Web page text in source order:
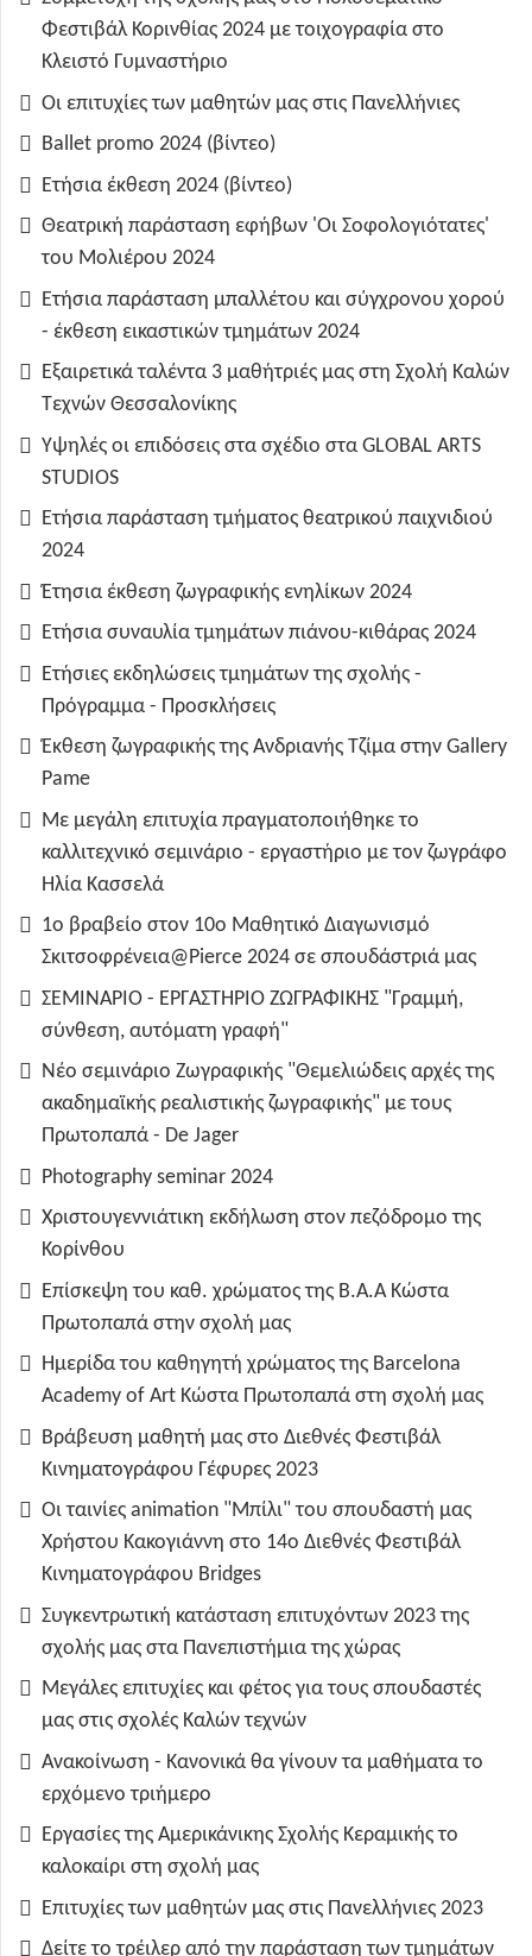
Φεστιβάλ Κορινθίας 2024 με τοιχογραφία στο
Κλειστό Γυμναστήριο
Οι επιτυχίες των μαθητών μας στις Πανελλήνιες
Ballet promo 2024 (βίντεο)
Ετήσια έκθεση 2024 (βίντεο)
Θεατρική παράσταση εφήβων 'Οι Σοφολογιότατες'
του Μολιέρου 2024
Ετήσια παράσταση μπαλλέτου και σύγχρονου χορού
- έκθεση εικαστικών τμημάτων 2024
Εξαιρετικά ταλέντα 3 μαθήτριές μας στη Σχολή Καλών
Τεχνών Θεσσαλονίκης
Υψηλές οι επιδόσεις στα σχέδιο στα GLOBAL ARTS
STUDIOS
Ετήσια παράσταση τμήματος θεατρικού παιχνιδιού
2024
Έτησια έκθεση ζωγραφικής ενηλίκων 2024
Ετήσια συναυλία τμημάτων πιάνου-κιθάρας 2024
Ετήσιες εκδηλώσεις τμημάτων της σχολής -
Πρόγραμμα - Προσκλήσεις
Έκθεση ζωγραφικής της Ανδριανής Τζίμα στην Gallery
Pame
Με μεγάλη επιτυχία πραγματοποιήθηκε το
καλλιτεχνικό σεμινάριο - εργαστήριο με τον ζωγράφο
Ηλία Κασσελά
1ο βραβείο στον 10ο Μαθητικό Διαγωνισμό
Σκιτσοφρένεια@Pierce 2024 σε σπουδάστριά μας
ΣΕΜΙΝΑΡΙΟ - ΕΡΓΑΣΤΗΡΙΟ ΖΩΓΡΑΦΙΚΗΣ "Γραμμή,
σύνθεση, αυτόματη γραφή"
Νέο σεμινάριο Ζωγραφικής "Θεμελιώδεις αρχές της
ακαδημαϊκής ρεαλιστικής ζωγραφικής" με τους
Πρωτοπαπά - De Jager
Photography seminar 2024
Χριστουγεννιάτικη εκδήλωση στον πεζόδρομο της
Κορίνθου
Επίσκεψη του καθ. χρώματος της B.A.A Κώστα
Πρωτοπαπά στην σχολή μας
Ημερίδα του καθηγητή χρώματος της Barcelona
Academy of Art Κώστα Πρωτοπαπά στη σχολή μας
Βράβευση μαθητή μας στο Διεθνές Φεστιβάλ
Κινηματογράφου Γέφυρες 2023
Οι ταινίες animation "Μπίλι" του σπουδαστή μας
Χρήστου Κακογιάννη στο 14ο Διεθνές Φεστιβάλ
Κινηματογράφου Bridges
Συγκεντρωτική κατάσταση επιτυχόντων 2023 της
σχολής μας στα Πανεπιστήμια της χώρας
Μεγάλες επιτυχίες και φέτος για τους σπουδαστές
μας στις σχολές Καλών τεχνών
Ανακοίνωση - Κανονικά θα γίνουν τα μαθήματα το
ερχόμενο τριήμερο
Εργασίες της Αμερικάνικης Σχολής Κεραμικής το
καλοκαίρι στη σχολή μας
Επιτυχίες των μαθητών μας στις Πανελλήνιες 2023
Δείτε το τρέιλερ από την παράσταση των τμημάτων